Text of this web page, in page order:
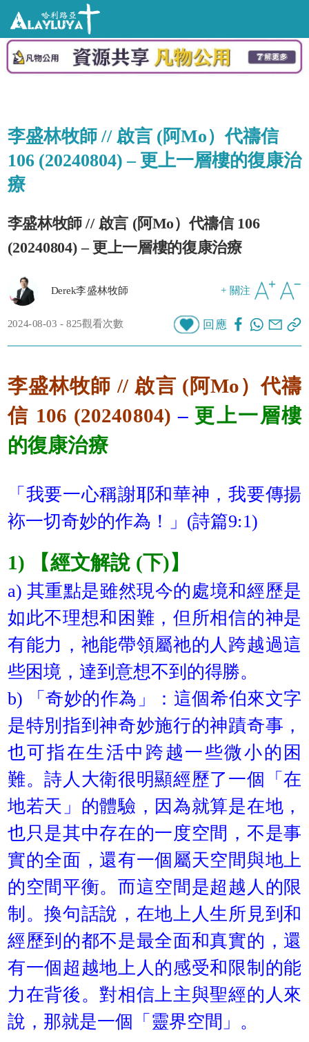
李盛林牧師 // 啟言 (阿Mo）代禱信
106 (20240804) – 更上一層樓的復康治
療
李盛林牧師 // 啟言 (阿Mo）代禱信 106
(20240804) – 更上一層樓的復康治療
+ 關注
Derek李盛林牧師
2024-08-03 - 825觀看次數 回應
李盛林牧師 // 啟言 (阿Mo）代禱
信 106 (20240804)– 更上一層樓
的復康治療
「我要一心稱謝耶和華神，我要傳揚
袮一切奇妙的作為！」(詩篇9:1)
1) 【經文解說 (下)】
a) 其重點是雖然現今的處境和經歷是
如此不理想和困難，但所相信的神是
有能力，祂能帶領屬祂的人跨越過這
些困境，達到意想不到的得勝。
b) 「奇妙的作為」：這個希伯來文字
是特別指到神奇妙施行的神蹟奇事，
也可指在生活中跨越一些微小的困
難。詩人大衛很明顯經歷了一個「在
地若天」的體驗，因為就算是在地，
也只是其中存在的一度空間，不是事
實的全面，還有一個屬天空間與地上
的空間平衡。而這空間是超越人的限
制。換句話說，在地上人生所見到和
經歷到的都不是最全面和真實的，還
有一個超越地上人的感受和限制的能
力在背後。對相信上主與聖經的人來
說，那就是一個「靈界空間」。